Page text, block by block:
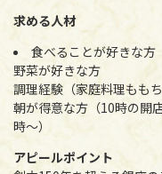
求める人材
食べることが好きな方
野菜が好きな方
調理経験（家庭料理もも
朝が得意な方（10時の開
時～）
アピールポイント